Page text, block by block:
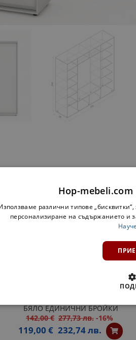
БЯЛО ЕДИНИЧНИ БРОЙКИ
142,00 € 277,73 лв. -16%
119,00 € 232,74 лв.
Hop-mebeli.com
различни типове
персонализиране на съдържанието и